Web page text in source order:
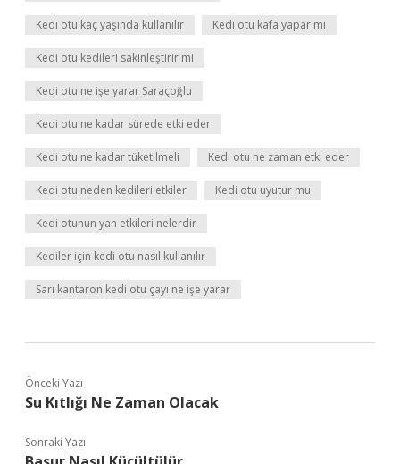
Kedi otu kaç yaşında kullanılır Kedi otu kafa yapar mı
Kedi otu kedileri sakinleştirir mi
Kedi otu ne işe yarar Saraçoğlu
Kedi otu ne kadar sürede etki eder
Kedi otu ne kadar tüketilmeli Kedi otu ne zaman etki eder
Kedi otu neden kedileri etkiler Kedi otu uyutur mu
Kedi otunun yan etkileri nelerdir
Kediler için kedi otu nasıl kullanılır
Sarı kantaron kedi otu çayı ne işe yarar
Önceki Yazı
Su Kıtlığı Ne Zaman Olacak
Sonraki Yazı